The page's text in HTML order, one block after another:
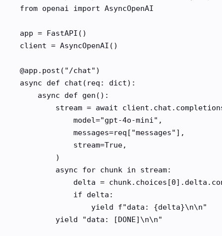
from openai import AsyncOpenAI
app = FastAPI()
client = AsyncOpenAI()
@app.post("/chat")
async def chat(req: dict):
    async def gen():
stream = await
            model="gpt-4o-mini",
            messages=req["messages"],
            stream=True,
        )
        async for chunk in stream:
delta =
            if delta:
                yield f"data: {delta}\n\n"
        yield "data: [DONE]\n\n"